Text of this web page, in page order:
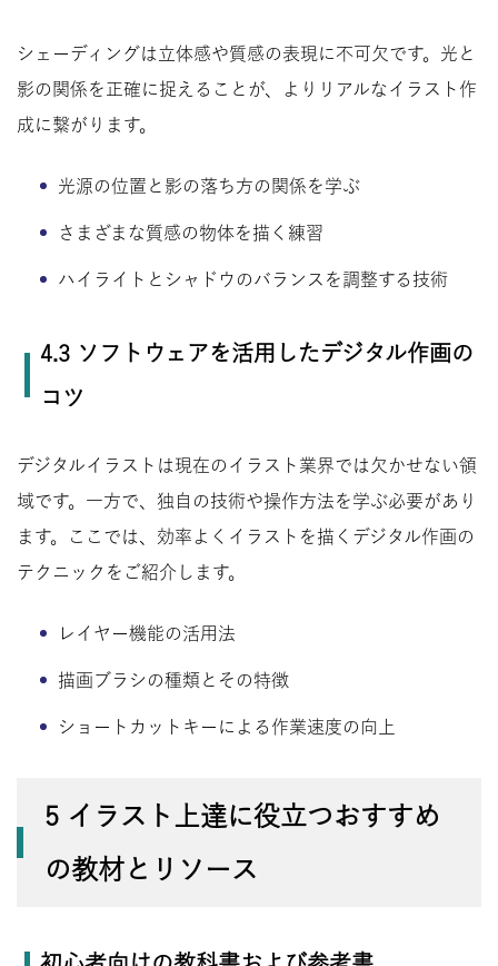
シェーディングは立体感や質感の表現に不可欠です。光と
影の関係を正確に捉えることが、よりリアルなイラスト作
成に繋がります。
光源の位置と影の落ち方の関係を学ぶ
さまざまな質感の物体を描く練習
ハイライトとシャドウのバランスを調整する技術
4.3 ソフトウェアを活用したデジタル作画の
コツ
デジタルイラストは現在のイラスト業界では欠かせない領
域です。一方で、独自の技術や操作方法を学ぶ必要があり
ます。ここでは、効率よくイラストを描くデジタル作画の
テクニックをご紹介します。
レイヤー機能の活用法
描画ブラシの種類とその特徴
ショートカットキーによる作業速度の向上
5 イラスト上達に役立つおすすめ
の教材とリソース